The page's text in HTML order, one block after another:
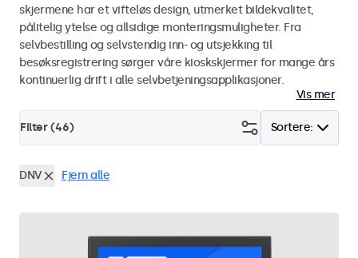
skjermene har et vifteløs design, utmerket bildekvalitet,
pålitelig ytelse og allsidige monteringsmuligheter. Fra
selvbestilling og selvstendig inn- og utsjekking til
besøksregistrering sørger våre kioskskjermer for mange års
kontinuerlig drift i alle selvbetjeningsapplikasjoner.
Vis mer
Sortere:
Filter (46)
DNV Fjern alle